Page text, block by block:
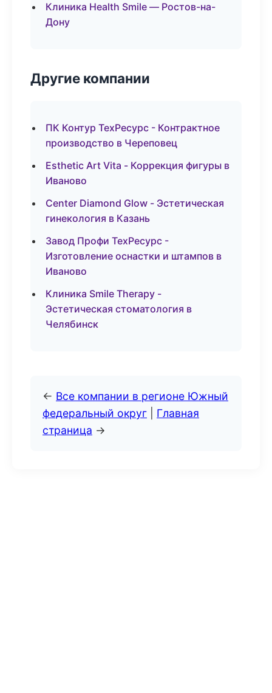
Клиника Health Smile — Ростов-на-
Дону
Другие компании
ПК Контур ТехРесурс - Контрактное
производство в Череповец
Esthetic Art Vita - Коррекция фигуры в
Иваново
Center Diamond Glow - Эстетическая
гинекология в Казань
Завод Профи ТехРесурс -
Изготовление оснастки и штампов в
Иваново
Клиника Smile Therapy -
Эстетическая стоматология в
Челябинск
← Все компании в регионе Южный
федеральный округ
Главная
страница →